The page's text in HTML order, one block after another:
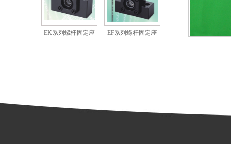
EK系列螺杆固定座 EF系列螺杆固定座